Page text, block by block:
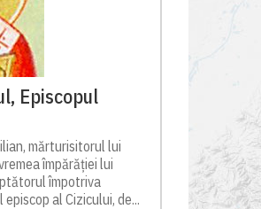
Episcopul
mărturisitorul lui
împărăției lui
împotriva
al Cizicului, de...